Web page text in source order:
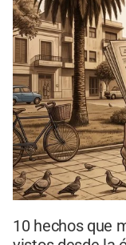
10 hechos que